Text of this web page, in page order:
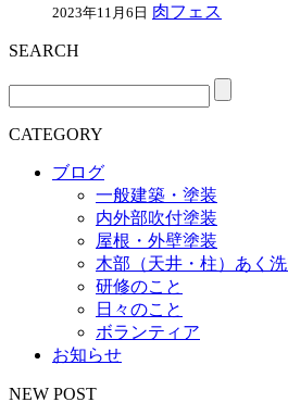
2023年11月6日 肉フェス
SEARCH
CATEGORY
ブログ
一般建築・塗装
内外部吹付塗装
屋根・外壁塗装
木部（天井・柱）あく
研修のこと
日々のこと
ボランティア
お知らせ
NEW POST